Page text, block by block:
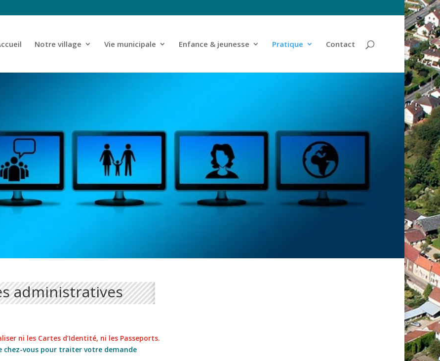
Notre village Vie municipale Enfance & jeunesse Pratique Contact
administratives
ni les Cartes d’Identité, ni les Passeports.
chez-vous pour traiter votre demande